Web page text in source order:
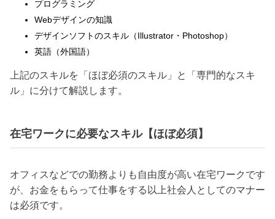
プログラミング
Webデザインの知識
デザインソフトのスキル（Illustrator・Photoshop）
英語（外国語）
上記のスキルを「ほぼ必須のスキル」と「専門的なスキ
ル」に分けて解説します。
在宅ワークに必要なスキル【ほぼ必須】
オフィスなどでの勤務よりも自由度が高い在宅ワークです
が、お金をもらって仕事をする以上社会人としてのマナー
は必須です。